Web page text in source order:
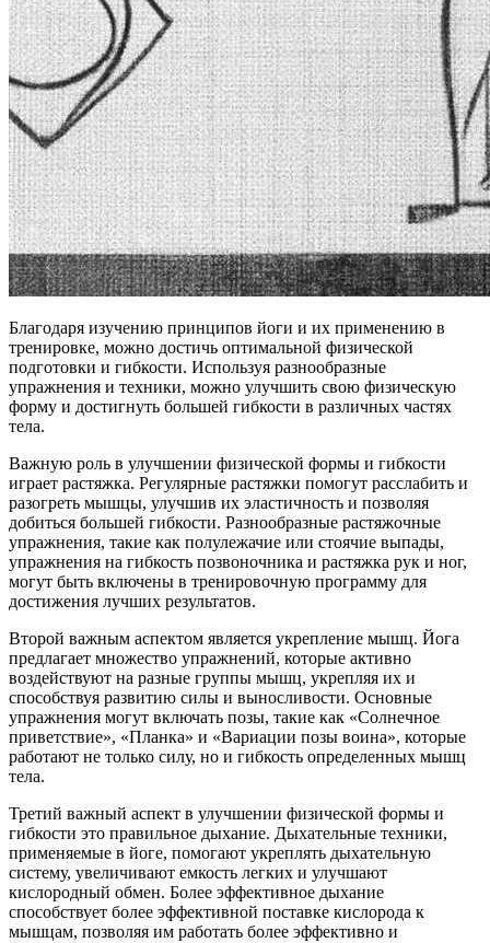
Благодаря изучению принципов йоги и их применению в
тренировке, можно достичь оптимальной физической
подготовки и гибкости. Используя разнообразные
упражнения и техники, можно улучшить свою физическую
форму и достигнуть большей гибкости в различных частях
тела.
Важную роль в улучшении физической формы и гибкости
играет растяжка. Регулярные растяжки помогут расслабить и
разогреть мышцы, улучшив их эластичность и позволяя
добиться большей гибкости. Разнообразные растяжочные
упражнения, такие как полулежачие или стоячие выпады,
упражнения на гибкость позвоночника и растяжка рук и ног,
могут быть включены в тренировочную программу для
достижения лучших результатов.
Второй важным аспектом является укрепление мышц. Йога
предлагает множество упражнений, которые активно
воздействуют на разные группы мышц, укрепляя их и
способствуя развитию силы и выносливости. Основные
упражнения могут включать позы, такие как «Солнечное
приветствие», «Планка» и «Вариации позы воина», которые
работают не только силу, но и гибкость определенных мышц
тела.
Третий важный аспект в улучшении физической формы и
гибкости это правильное дыхание. Дыхательные техники,
применяемые в йоге, помогают укреплять дыхательную
систему, увеличивают емкость легких и улучшают
кислородный обмен. Более эффективное дыхание
способствует более эффективной поставке кислорода к
мышцам, позволяя им работать более эффективно и